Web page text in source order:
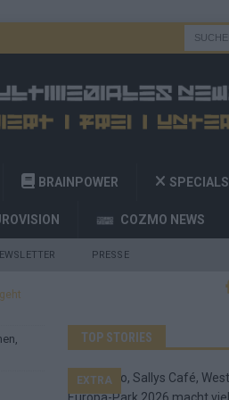
BRAINPOWER SPECIALS
COZMO NEWS
PRESSE
TOP STORIES
EXTRA